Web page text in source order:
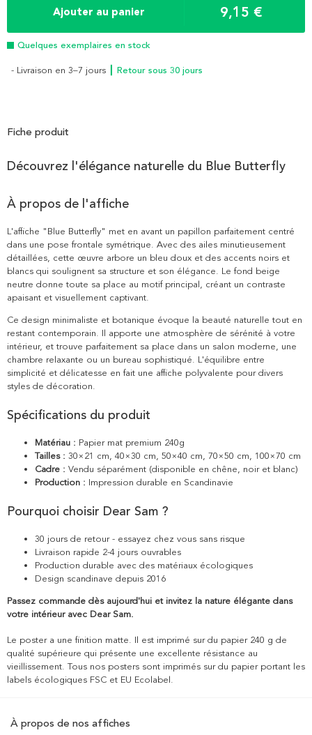
Ajouter au panier 9,15 €
Quelques exemplaires en stock
- Livraison en 3–7 jours ┃ Retour sous 30 jours
Fiche produit
Découvrez l'élégance naturelle du Blue Butterfly
À propos de l'affiche
L'affiche "Blue Butterfly" met en avant un papillon parfaitement centré
dans une pose frontale symétrique. Avec des ailes minutieusement
détaillées, cette œuvre arbore un bleu doux et des accents noirs et
blancs qui soulignent sa structure et son élégance. Le fond beige
neutre donne toute sa place au motif principal, créant un contraste
apaisant et visuellement captivant.
Ce design minimaliste et botanique évoque la beauté naturelle tout en
restant contemporain. Il apporte une atmosphère de sérénité à votre
intérieur, et trouve parfaitement sa place dans un salon moderne, une
chambre relaxante ou un bureau sophistiqué. L'équilibre entre
simplicité et délicatesse en fait une affiche polyvalente pour divers
styles de décoration.
Spécifications du produit
Matériau : Papier mat premium 240g
Tailles : 30×21 cm, 40×30 cm, 50×40 cm, 70×50 cm, 100×70 cm
Cadre : Vendu séparément (disponible en chêne, noir et blanc)
Production : Impression durable en Scandinavie
Pourquoi choisir Dear Sam ?
30 jours de retour - essayez chez vous sans risque
Livraison rapide 2-4 jours ouvrables
Production durable avec des matériaux écologiques
Design scandinave depuis 2016
Passez commande dès aujourd'hui et invitez la nature élégante dans
votre intérieur avec Dear Sam.
Le poster a une finition matte. Il est imprimé sur du papier 240 g de
qualité supérieure qui présente une excellente résistance au
vieillissement. Tous nos posters sont imprimés sur du papier portant les
labels écologiques FSC et EU Ecolabel.
À propos de nos affiches